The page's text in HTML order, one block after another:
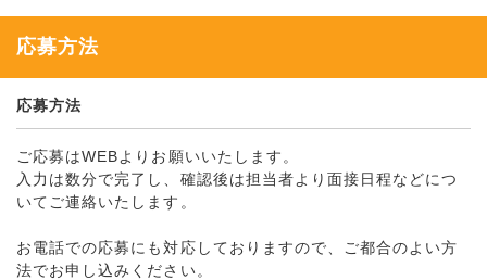
応募方法
応募方法
ご応募はWEBよりお願いいたします。
入力は数分で完了し、確認後は担当者より面接日程などにつ
いてご連絡いたします。
お電話での応募にも対応しておりますので、ご都合のよい方
法でお申し込みください。